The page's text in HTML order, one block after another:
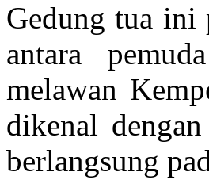
Gedung tua ini
antara
melawan
dikenal
berlangsung